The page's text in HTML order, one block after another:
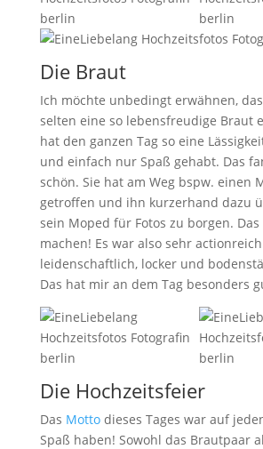
Die Braut
Ich möchte unbedingt erwähnen,
selten eine so lebensfreudige Braut
hat den ganzen Tag so eine
und einfach nur Spaß gehabt. Das
schön. Sie hat am Weg bspw. einen
getroffen und ihn kurzerhand dazu
sein Moped für Fotos zu borgen.
machen! Es war also sehr
leidenschaftlich, locker und
Das hat mir an dem Tag besonders
Die Hochzeitsfeier
Das Motto dieses Tages war auf
Spaß haben! Sowohl das Brautpaar